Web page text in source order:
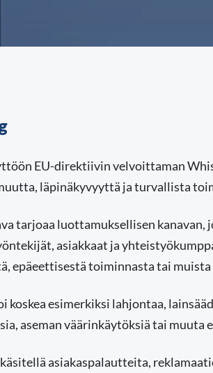
EU-direktiivin velvoittaman
läpinäkyvyyttä ja turvallista
tarjoaa luottamuksellisen kanavan,
asiakkaat ja
epäeettisestä toiminnasta tai
koskea esimerkiksi lahjontaa,
aseman väärinkäytöksiä tai muuta
asiakaspalautteita,